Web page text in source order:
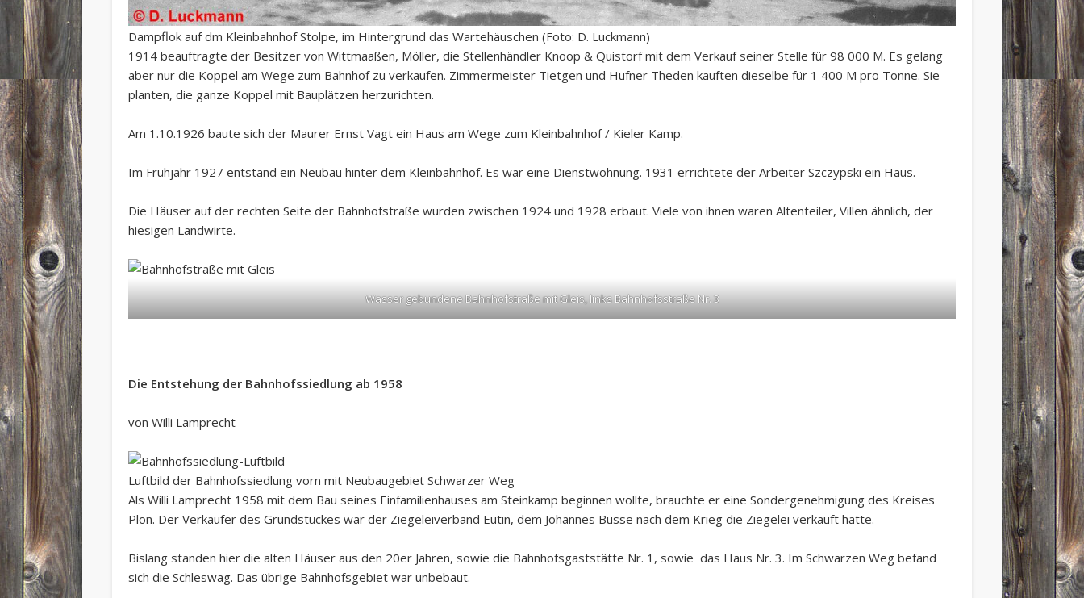
Dampflok auf dm Kleinbahnhof Stolpe, im Hintergrund das Wartehäuschen (Foto: D. Luckmann)
1914 beauftragte der Besitzer von Wittmaaßen, Möller, die Stellenhändler Knoop & Quistorf mit dem Verkauf seiner Stelle für 98 000 M. Es gelang
aber nur die Koppel am Wege zum Bahnhof zu verkaufen. Zimmermeister Tietgen und Hufner Theden kauften dieselbe für 1 400 M pro Tonne. Sie
planten, die ganze Koppel mit Bauplätzen herzurichten.
Am 1.10.1926 baute sich der Maurer Ernst Vagt ein Haus am Wege zum Kleinbahnhof / Kieler Kamp.
Im Frühjahr 1927 entstand ein Neubau hinter dem Kleinbahnhof. Es war eine Dienstwohnung. 1931 errichtete der Arbeiter Szczypski ein Haus.
Die Häuser auf der rechten Seite der Bahnhofstraße wurden zwischen 1924 und 1928 erbaut. Viele von ihnen waren Altenteiler, Villen ähnlich, der
hiesigen Landwirte.
Wasser gebundene Bahnhofstraße mit Gleis, links Bahnhofsstraße Nr. 3
Die Entstehung der Bahnhofssiedlung ab 1958
von Willi Lamprecht
Luftbild der Bahnhofssiedlung vorn mit Neubaugebiet Schwarzer Weg
Als Willi Lamprecht 1958 mit dem Bau seines Einfamilienhauses am Steinkamp beginnen wollte, brauchte er eine Sondergenehmigung des Kreises
Plön. Der Verkäufer des Grundstückes war der Ziegeleiverband Eutin, dem Johannes Busse nach dem Krieg die Ziegelei verkauft hatte.
Bislang standen hier die alten Häuser aus den 20er Jahren, sowie die Bahnhofsgaststätte Nr. 1, sowie das Haus Nr. 3. Im Schwarzen Weg befand
sich die Schleswag. Das übrige Bahnhofsgebiet war unbebaut.